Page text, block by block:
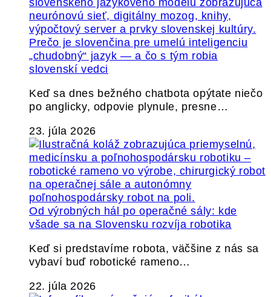
Prečo je slovenčina pre umelú inteligenciu
„chudobný“ jazyk — a čo s tým robia
slovenskí vedci
Keď sa dnes bežného chatbota opýtate niečo
po anglicky, odpovie plynule, presne…
23. júla 2026
Od výrobných hál po operačné sály: kde
všade sa na Slovensku rozvíja robotika
Keď si predstavíme robota, väčšine z nás sa
vybaví buď robotické rameno…
22. júla 2026